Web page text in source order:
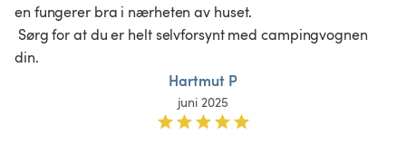
en fungerer bra i nærheten av huset.
din.
Hartmut P
juni 2025